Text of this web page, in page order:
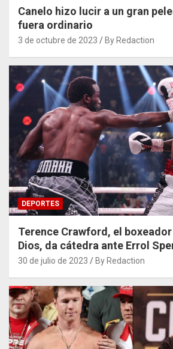
Canelo hizo lucir a un gran
fuera ordinario
3 de octubre de 2023 By Redaction
DEPORTES
Terence Crawford, el
Dios, da cátedra ante Errol
30 de julio de 2023 By Redaction